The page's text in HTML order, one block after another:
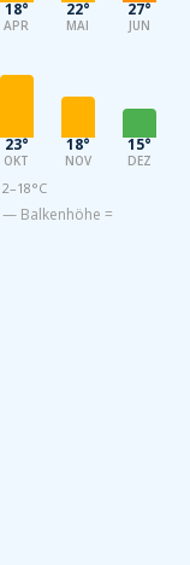
18°
APR
22°
MAI
27°
JUN
23°
OKT
18°
NOV
15°
DEZ
Balkenhöhe =